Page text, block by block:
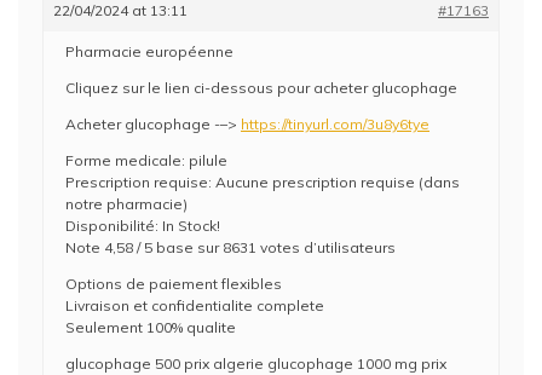
22/04/2024 at 13:11 #17163
Pharmacie européenne
Cliquez sur le lien ci-dessous pour acheter glucophage
Acheter glucophage -–> https://tinyurl.com/3u8y6tye
Forme medicale: pilule
Prescription requise: Aucune prescription requise (dans
notre pharmacie)
Disponibilité: In Stock!
Note 4,58 / 5 base sur 8631 votes d’utilisateurs
Options de paiement flexibles
Livraison et confidentialite complete
Seulement 100% qualite
glucophage 500 prix algerie glucophage 1000 mg prix